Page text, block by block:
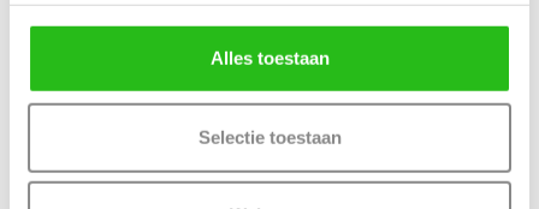
Alles toestaan
Selectie toestaan
Controleernogmaals goedde gekozen afmetingen, kleur en
uitvoering. Skantrae SlimSeries deuren kunnen niet geruild,
geannuleerd of retour gebracht worden.
binnen 10 werkdagen in huis
(Bewerkingen zoals een infresing + deurbeslagpakket of
tochtvaldorpel verlengt de levertijd met 3 werkdagen)